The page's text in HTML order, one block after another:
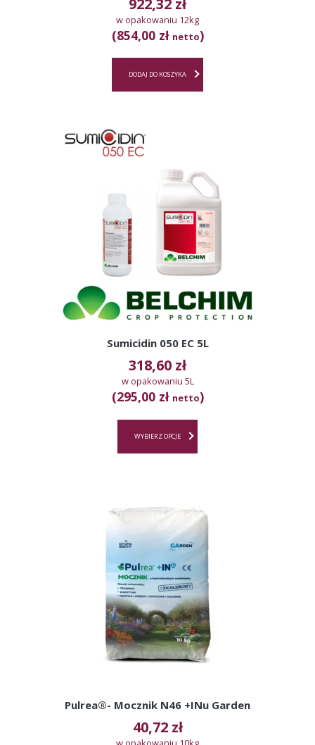
922,32 zł
w opakowaniu 12kg
(854,00 zł netto)
DODAJ DO KOSZYKA
Sumicidin 050 EC 5L
318,60 zł
w opakowaniu 5L
(295,00 zł netto)
WYBIERZ OPCJE
Pulrea®- Mocznik N46 +INu Garden
40,72 zł